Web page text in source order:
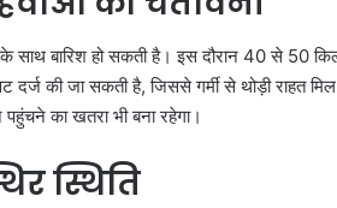
बारिश हो सकती है। इस दौरान 40 से 50
दर्ज की जा सकती है, जिससे गर्मी से थोड़ी राहत
का खतरा भी बना रहेगा।
स्थिति